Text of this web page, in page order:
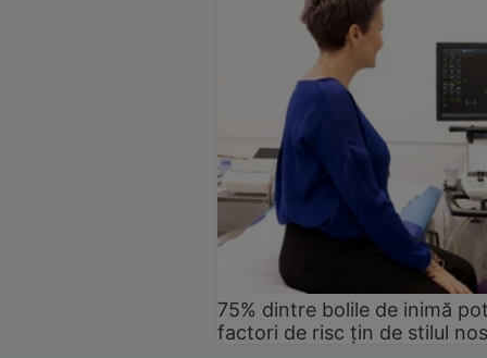
75% dintre bolile de inimă
factori de risc țin de stilul